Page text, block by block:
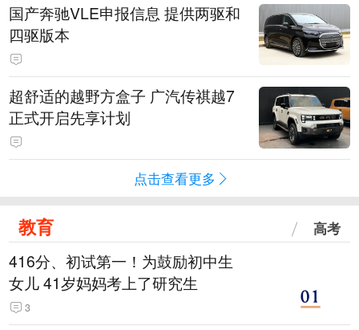
国产奔驰VLE申报信息 提供两驱和
四驱版本
超舒适的越野方盒子 广汽传祺越7
正式开启先享计划
点击查看更多
教育 高考
416分、初试第一！为鼓励初中生
女儿 41岁妈妈考上了研究生
3